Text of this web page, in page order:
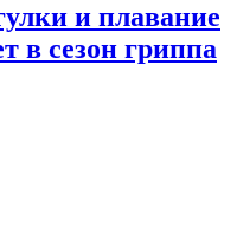
и плавание
в сезон гриппа